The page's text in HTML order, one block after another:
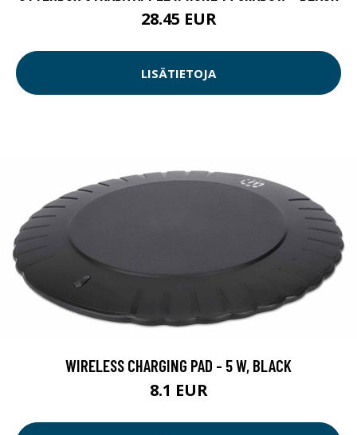
28.45 EUR
LISÄTIETOJA
WIRELESS CHARGING PAD - 5 W, BLACK
8.1 EUR